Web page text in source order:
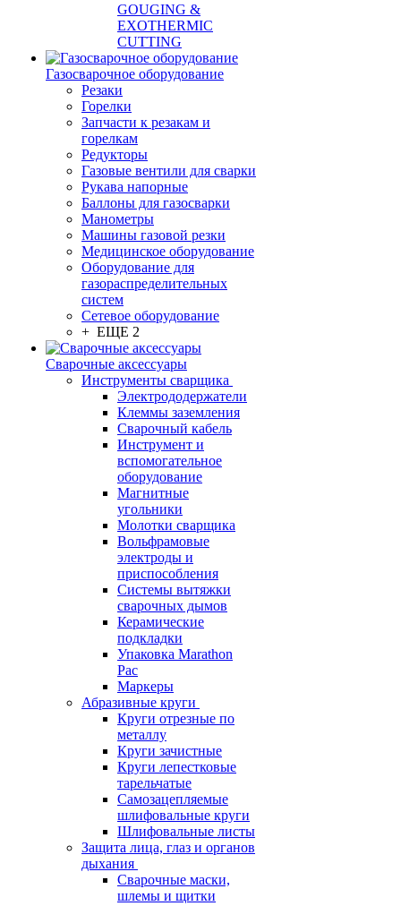
GOUGING &
EXOTHERMIC
CUTTING
Газосварочное оборудование
Резаки
Горелки
Запчасти к резакам и
горелкам
Редукторы
Газовые вентили для сварки
Рукава напорные
Баллоны для газосварки
Манометры
Машины газовой резки
Медицинское оборудование
Оборудование для
газораспределительных
систем
Сетевое оборудование
+ ЕЩЕ 2
Сварочные аксессуары
Инструменты сварщика
Электрододержатели
Клеммы заземления
Сварочный кабель
Инструмент и
вспомогательное
оборудование
Магнитные
угольники
Молотки сварщика
Вольфрамовые
электроды и
приспособления
Системы вытяжки
сварочных дымов
Керамические
подкладки
Упаковка Marathon
Pac
Маркеры
Абразивные круги
Круги отрезные по
металлу
Круги зачистные
Круги лепестковые
тарельчатые
Самозацепляемые
шлифовальные круги
Шлифовальные листы
Защита лица, глаз и органов
дыхания
Сварочные маски,
шлемы и щитки